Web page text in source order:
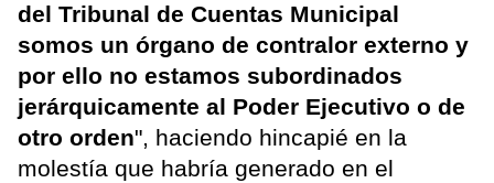
del Tribunal de Cuentas Municipal
somos un órgano de contralor externo y
por ello no estamos subordinados
jerárquicamente al Poder Ejecutivo o de
otro orden", haciendo hincapié en la
molestía que habría generado en el